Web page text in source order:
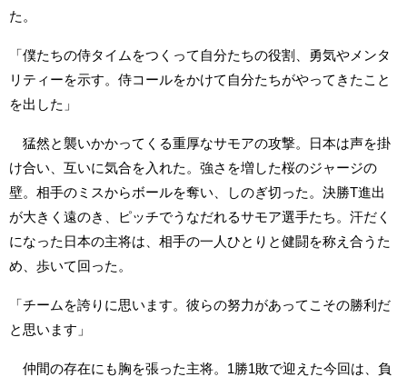
た。
「僕たちの侍タイムをつくって自分たちの役割、勇気やメンタ
リティーを示す。侍コールをかけて自分たちがやってきたこと
を出した」
猛然と襲いかかってくる重厚なサモアの攻撃。日本は声を掛
け合い、互いに気合を入れた。強さを増した桜のジャージの
壁。相手のミスからボールを奪い、しのぎ切った。決勝T進出
が大きく遠のき、ピッチでうなだれるサモア選手たち。汗だく
になった日本の主将は、相手の一人ひとりと健闘を称え合うた
め、歩いて回った。
「チームを誇りに思います。彼らの努力があってこその勝利だ
と思います」
仲間の存在にも胸を張った主将。1勝1敗で迎えた今回は、負